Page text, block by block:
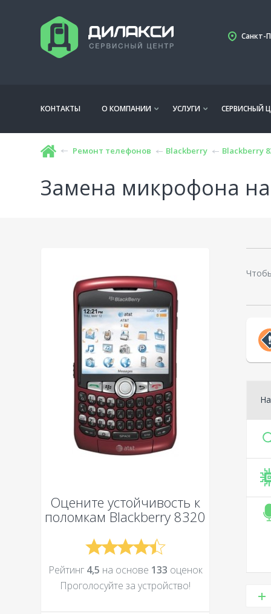
Санкт-
КОНТАКТЫ О КОМПАНИИ УСЛУГИ СЕРВИСНЫЙ
Ремонт телефонов Blackberry Blackberry
Замена микрофона
Оцените устойчивость к
поломкамBlackberry 8320
Рейтинг 4,5 на основе 133 оценок
Проголосуйте за устройcтво!